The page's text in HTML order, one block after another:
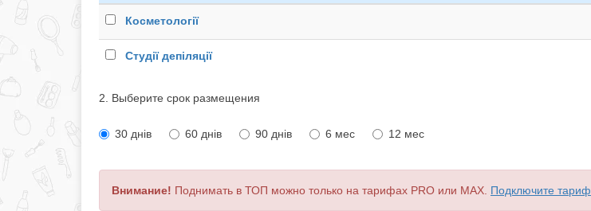
Косметології
Студії депіляції
2. Выберите срок размещения
30 днів 60 днів 90 днів 6 мес 12 мес
Внимание! Поднимать в ТОП можно только на тарифах PRO или MAX. Подключите тариф